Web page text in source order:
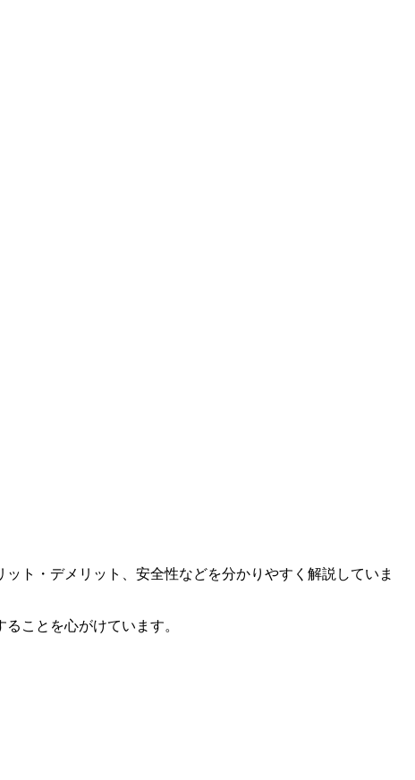
ト・デメリット、安全性などを分かりやすく解説していま
ことを心がけています。